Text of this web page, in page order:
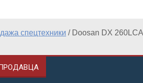
спецтехники / Doosan DX 260LCA